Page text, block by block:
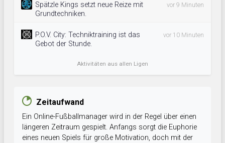
Spätzle Kings setzt neue Reize mit
Grundtechniken.
vor 9 Minuten
P.O.V. City: Techniktraining ist das
Gebot der Stunde.
vor 10 Minuten
Aktivitäten aus allen Ligen
Zeitaufwand
Ein Online-Fußballmanager wird in der Regel über einen
längeren Zeitraum gespielt. Anfangs sorgt die Euphorie
eines neuen Spiels für große Motivation, doch mit der